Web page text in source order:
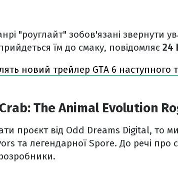
"роуглайт" зобов'язані звернути
їм до смаку, повідомляє 24
новий трейлер GTA 6 наступного
The Animal Evolution
проєкт від Odd Dreams Digital, то
та легендарної Spore. До речі про